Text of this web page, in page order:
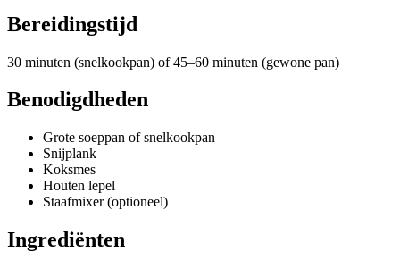
Bereidingstijd
30 minuten (snelkookpan) of 45–60 minuten (gewone pan)
Benodigdheden
Grote soeppan of snelkookpan
Snijplank
Koksmes
Houten lepel
Staafmixer (optioneel)
Ingrediënten